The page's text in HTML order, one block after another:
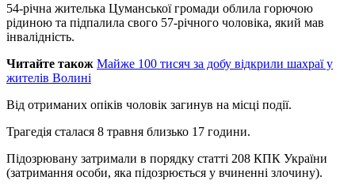
54-річна жителька Цуманської громади облила горючою
рідиною та підпалила свого 57-річного чоловіка, який мав
інвалідність.
Читайте також Майже 100 тисяч за добу відкрили шахраї у
жителів Волині
Від отриманих опіків чоловік загинув на місці події.
Трагедія сталася 8 травня близько 17 години.
Підозрювану затримали в порядку статті 208 КПК України
(затримання особи, яка підозрюється у вчиненні злочину).